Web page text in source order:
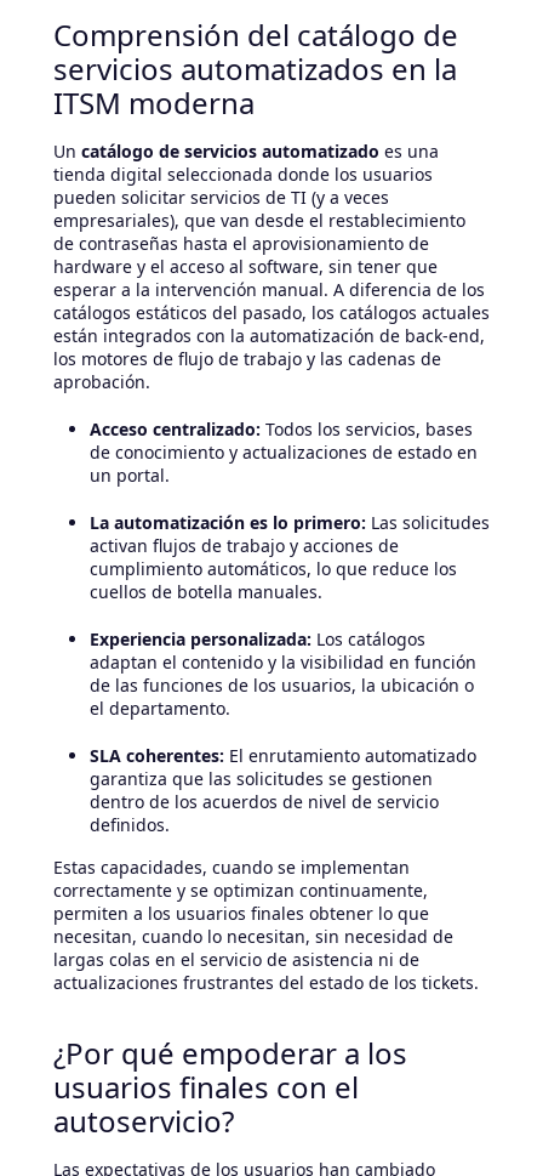
Comprensión del catálogo de
servicios automatizados en la
ITSM moderna
Un catálogo de servicios automatizado es una
tienda digital seleccionada donde los usuarios
pueden solicitar servicios de TI (y a veces
empresariales), que van desde el restablecimiento
de contraseñas hasta el aprovisionamiento de
hardware y el acceso al software, sin tener que
esperar a la intervención manual. A diferencia de los
catálogos estáticos del pasado, los catálogos actuales
están integrados con la automatización de back-end,
los motores de flujo de trabajo y las cadenas de
aprobación.
Acceso centralizado: Todos los servicios, bases
de conocimiento y actualizaciones de estado en
un portal.
La automatización es lo primero: Las solicitudes
activan flujos de trabajo y acciones de
cumplimiento automáticos, lo que reduce los
cuellos de botella manuales.
Experiencia personalizada: Los catálogos
adaptan el contenido y la visibilidad en función
de las funciones de los usuarios, la ubicación o
el departamento.
SLA coherentes: El enrutamiento automatizado
garantiza que las solicitudes se gestionen
dentro de los acuerdos de nivel de servicio
definidos.
Estas capacidades, cuando se implementan
correctamente y se optimizan continuamente,
permiten a los usuarios finales obtener lo que
necesitan, cuando lo necesitan, sin necesidad de
largas colas en el servicio de asistencia ni de
actualizaciones frustrantes del estado de los tickets.
¿Por qué empoderar a los
usuarios finales con el
autoservicio?
Las expectativas de los usuarios han cambiado